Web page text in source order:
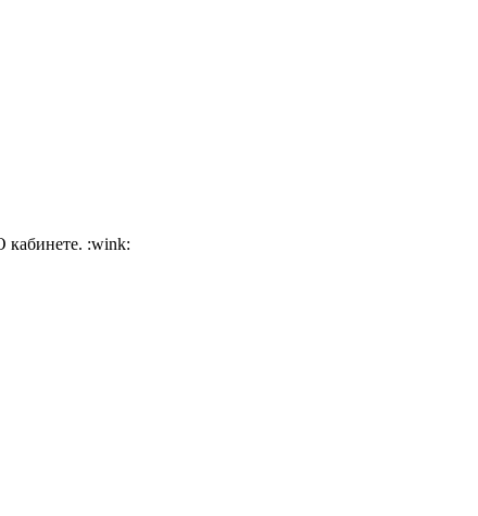
кабинете. :wink: